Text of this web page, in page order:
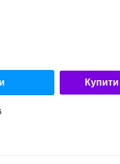
Купити